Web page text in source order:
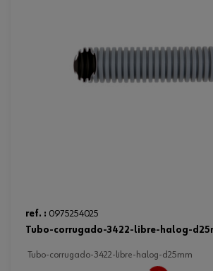
ref. : 0975254025
tubo-corrugado-3422-libre-halog-
tubo-corrugado-3422-libre-halog-d25mm